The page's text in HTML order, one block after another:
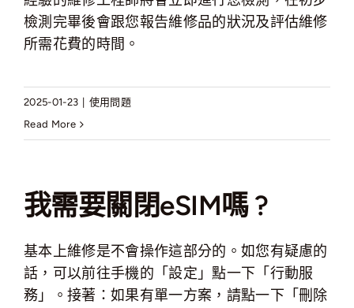
檢測完畢後會跟您報告維修品的狀況及評估維修
所需花費的時間。
2025-01-23
使用問題
Read More
我需要關閉eSIM嗎 ?
基本上維修是不會操作這部分的。如您有疑慮的
話，可以前往手機的「設定」點一下「行動服
務」。接著：如果有單一方案，請點一下「刪除